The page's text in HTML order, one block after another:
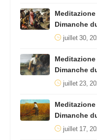
Dimanche
juillet 30,
Dimanche
juillet 23,
Dimanche
juillet 17,